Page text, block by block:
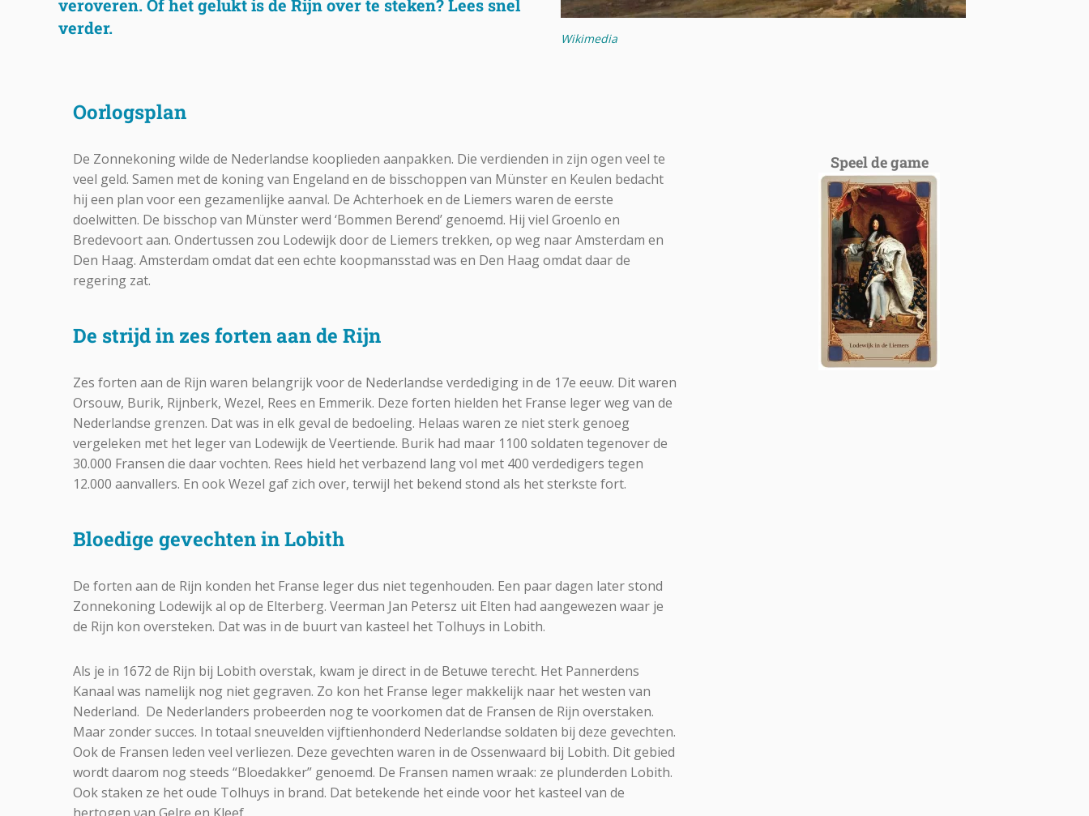
veroveren. Of het gelukt is de Rijn over te steken? Lees snel
verder.
Wikimedia
Oorlogsplan
De Zonnekoning wilde de Nederlandse kooplieden aanpakken. Die verdienden in zijn ogen veel te
veel geld. Samen met de koning van Engeland en de bisschoppen van Münster en Keulen bedacht
hij een plan voor een gezamenlijke aanval. De Achterhoek en de Liemers waren de eerste
doelwitten. De bisschop van Münster werd ‘Bommen Berend’ genoemd. Hij viel Groenlo en
Bredevoort aan. Ondertussen zou Lodewijk door de Liemers trekken, op weg naar Amsterdam en
Den Haag. Amsterdam omdat dat een echte koopmansstad was en Den Haag omdat daar de
regering zat.
De strijd in zes forten aan de Rijn
Zes forten aan de Rijn waren belangrijk voor de Nederlandse verdediging in de 17e eeuw. Dit waren
Orsouw, Burik, Rijnberk, Wezel, Rees en Emmerik. Deze forten hielden het Franse leger weg van de
Nederlandse grenzen. Dat was in elk geval de bedoeling. Helaas waren ze niet sterk genoeg
vergeleken met het leger van Lodewijk de Veertiende. Burik had maar 1100 soldaten tegenover de
30.000 Fransen die daar vochten. Rees hield het verbazend lang vol met 400 verdedigers tegen
12.000 aanvallers. En ook Wezel gaf zich over, terwijl het bekend stond als het sterkste fort.
Bloedige gevechten in Lobith
De forten aan de Rijn konden het Franse leger dus niet tegenhouden. Een paar dagen later stond
Zonnekoning Lodewijk al op de Elterberg. Veerman Jan Petersz uit Elten had aangewezen waar je
de Rijn kon oversteken. Dat was in de buurt van kasteel het Tolhuys in Lobith.
Als je in 1672 de Rijn bij Lobith overstak, kwam je direct in de Betuwe terecht. Het Pannerdens
Kanaal was namelijk nog niet gegraven. Zo kon het Franse leger makkelijk naar het westen van
Nederland. De Nederlanders probeerden nog te voorkomen dat de Fransen de Rijn overstaken.
Maar zonder succes. In totaal sneuvelden vijftienhonderd Nederlandse soldaten bij deze gevechten.
Ook de Fransen leden veel verliezen. Deze gevechten waren in de Ossenwaard bij Lobith. Dit gebied
wordt daarom nog steeds “Bloedakker” genoemd. De Fransen namen wraak: ze plunderden Lobith.
Ook staken ze het oude Tolhuys in brand. Dat betekende het einde voor het kasteel van de
Speel de game
Speel de
game